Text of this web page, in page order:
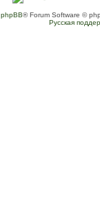
phpBB® Forum Software ©
Русская